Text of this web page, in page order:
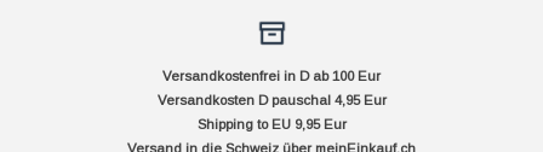
Versandkostenfrei in D ab 100 Eur
Versandkosten D pauschal 4,95 Eur
Shipping to EU 9,95 Eur
Versand in die Schweiz über meinEinkauf.ch